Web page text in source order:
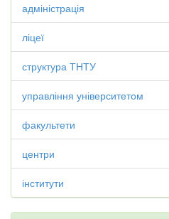
адміністрація
ліцеї
структура ТНТУ
управління університетом
факультети
центри
інститути